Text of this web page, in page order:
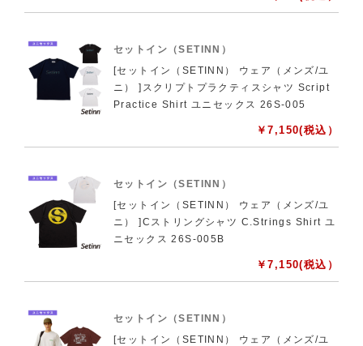
セットイン（SETINN）
[セットイン（SETINN） ウェア（メンズ/ユ
ニ） ]スクリプトプラクティスシャツ Script
Practice Shirt ユニセックス 26S-005
￥7,150(税込）
セットイン（SETINN）
[セットイン（SETINN） ウェア（メンズ/ユ
ニ） ]Cストリングシャツ C.Strings Shirt ユ
ニセックス 26S-005B
￥7,150(税込）
セットイン（SETINN）
[セットイン（SETINN） ウェア（メンズ/ユ